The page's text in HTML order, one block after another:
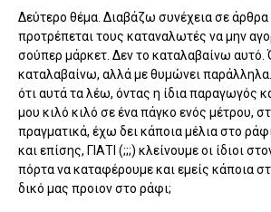
Δεύτερο θέμα. Διαβάζω συνέχεια σε άρθρα
προτρέπεται τους καταναλωτές να μην
σούπερ μάρκετ. Δεν το καταλαβαίνω αυτό.
καταλαβαίνω, αλλά με θυμώνει
ότι αυτά τα λέω, όντας η ίδια παραγωγός
μου κιλό κιλό σε ένα πάγκο ενός μέτρου,
πραγματικά, έχω δει κάποια μέλια στο
και επίσης, ΓΙΑΤΙ (;;;) κλείνουμε οι ίδιοι
πόρτα να καταφέρουμε και εμείς κάποια
δικό μας προιον στο ράφι;